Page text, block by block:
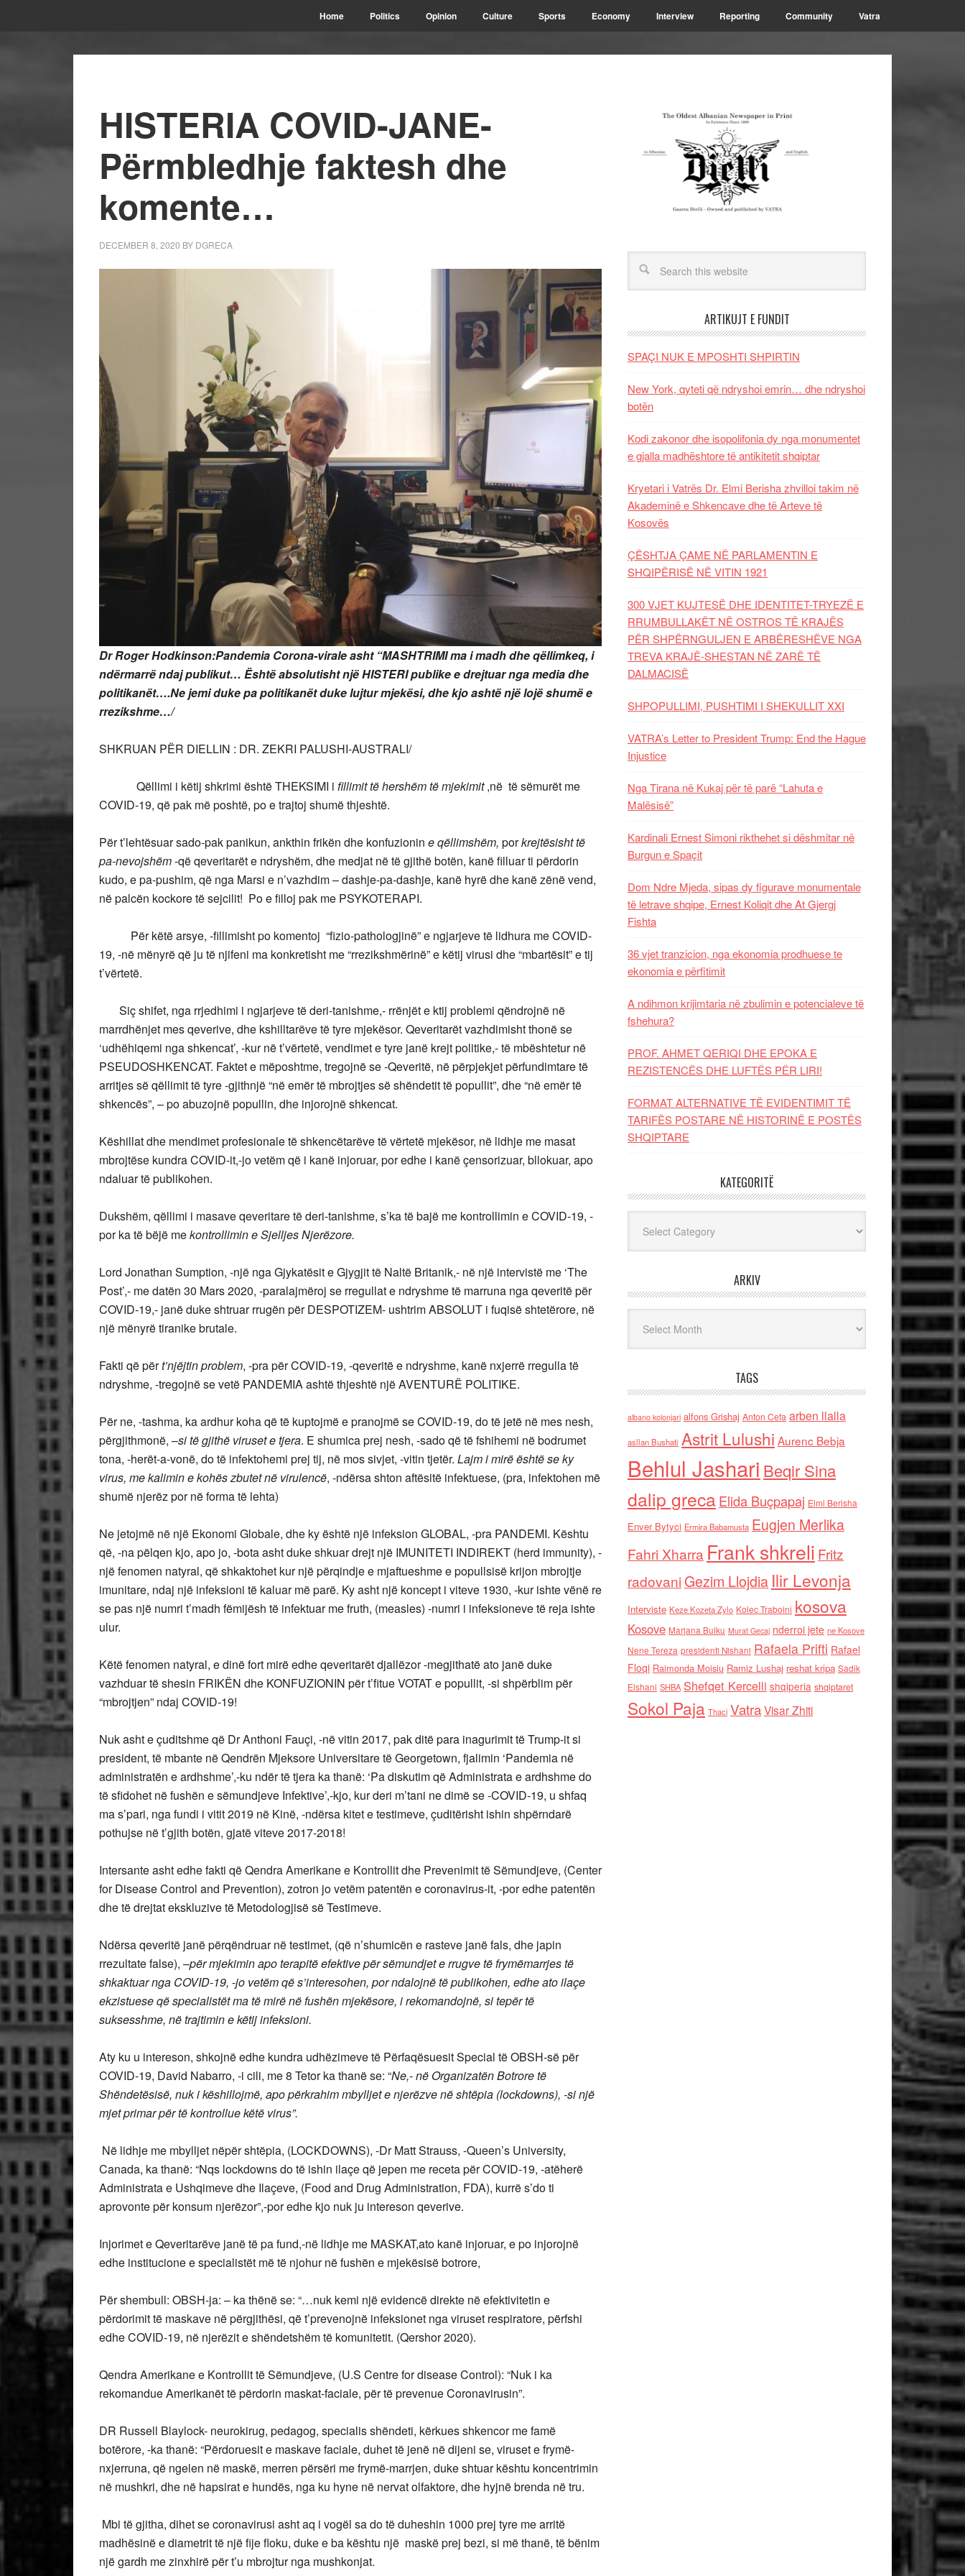
Home Politics Opinion Culture Sports Economy Interview Reporting Community Vatra
HISTERIA COVID-JANE-
Përmbledhje faktesh dhe
komente…
DECEMBER 8, 2020 BY DGRECA
Dr Roger Hodkinson:Pandemia Corona-virale asht “MASHTRIMI ma i madh dhe qëllimkeq, i
ndërmarrë ndaj publikut… Është absolutisht një HISTERI publike e drejtuar nga media dhe
politikanët….Ne jemi duke pa politikanët duke lujtur mjekësi, dhe kjo ashtë një lojë shumë e
rrezikshme…/
SHKRUAN PËR DIELLIN : DR. ZEKRI PALUSHI-AUSTRALI/
Qëllimi i këtij shkrimi është THEKSIMI i fillimit të hershëm të mjekimit,në të sëmurët me
COVID-19, që pak më poshtë, po e trajtoj shumë thjeshtë.
Për t’lehtësuar sado-pak panikun, ankthin frikën dhe konfuzionin e qëllimshëm, porkrejtësisht të
pa-nevojshëm-që qeveritarët e ndryshëm, dhe medjat në të gjithë botën, kanë filluar ti përdorin
kudo, e pa-pushim, që nga Marsi e n’vazhdim – dashje-pa-dashje, kanë hyrë dhe kanë zënë vend,
në palcën kockore të sejcilit! Po e filloj pak me PSYKOTERAPI.
Për këtë arsye, -fillimisht po komentoj “fizio-pathologjinë” e ngjarjeve të lidhura me COVID-
19, -në mënyrë që ju të njifeni ma konkretisht me “rrezikshmërinë” e këtij virusi dhe “mbartësit” e tij
t’vërtetë.
Siç shifet, nga rrjedhimi i ngjarjeve të deri-tanishme,- rrënjët e ktij problemi qëndrojnë në
marrdhënjet mes qeverive, dhe kshilltarëve të tyre mjekësor. Qeveritarët vazhdimisht thonë se
‘udhëhiqemi nga shkencat’, -kur në t’vërtetë, vendimet e tyre janë krejt politike,- të mbështetur në
PSEUDOSHKENCAT. Faktet e mëposhtme, tregojnë se -Qeveritë, në përpjekjet përfundimtare të
arritjes së qëllimit të tyre -gjithnjë “në emër të mbrojtjes së shëndetit të popullit”, dhe “në emër të
shkencës”, – po abuzojnë popullin, dhe injorojnë shkencat.
Këshillat dhe mendimet profesionale të shkencëtarëve të vërtetë mjekësor, në lidhje me masat
mbrojtëse kundra COVID-it,-jo vetëm që i kanë injoruar, por edhe i kanë çensorizuar, bllokuar, apo
ndaluar të publikohen.
Dukshëm, qëllimi i masave qeveritare të deri-tanishme, s’ka të bajë me kontrollimin e COVID-19, -
por ka të bëjë mekontrollimin e Sjelljes Njerëzore.
Lord Jonathan Sumption, -një nga Gjykatësit e Gjygjit të Naltë Britanik,- në një intervistë me ‘The
Post’,- me datën 30 Mars 2020, -paralajmëroj se rregullat e ndryshme të marruna nga qeveritë për
COVID-19,- janë duke shtruar rrugën për DESPOTIZEM- ushtrim ABSOLUT i fuqisë shtetërore, në
një mënyrë tiranike brutale.
Fakti që përt’njëjtin problem, -pra për COVID-19, -qeveritë e ndryshme, kanë nxjerrë rregulla të
ndryshme, -tregojnë se vetë PANDEMIA ashtë thjeshtë një AVENTURË POLITIKE.
Për ne, -tashma, ka ardhur koha që të kuptojmë e pranojmë se COVID-19, do të jetë në mes nesh,
përgjithmonë, –si të gjithë viruset e tjera. E shumica prej nesh, -sado që të fshihemi në bodrumet
tona, -herët-a-vonë, do të infektohemi prej tij, në mos sivjet, -vitin tjetër. Lajm i mirë është se ky
virus, me kalimin ekohës zbutet në virulencë, -ndërsa shton aftësitë infektuese, (pra, infektohen më
shumë njerëz por në forma të lehta)
Ne jetojmë në një Ekonomi Globale, dhe ky është një infeksion GLOBAL, -pra PANDEMI. Kështu
që, -na pëlqen kjo, apo jo, -bota asht duke shkuar drejt një IMUNITETI INDIREKT (herd immunity), -
një fenomen natyral, që shkaktohet kur një përqindje e mjaftueshme e popullsisë krijon mbrojtje
imunitare, ndaj një infeksioni të kaluar më parë. Ky asht një koncept i viteve 1930, -kur ishte vënë re
se pas një numri t’madh fëmijësh të infektuar me fruth, (measles) -numri i infeksioneve të reja ishte
ulur.
Këtë fenomen natyral, e dinë fort mirë edhe qeveritarët djallëzor -megjithatë ato janë duke
vazhduar të shesin FRIKËN dhe KONFUZIONIN për t’fitue VOTAT e popullit, -si shpërblim për
“mbrojtjen” ndaj COVID-19!
Nuk asht e çuditshme që Dr Anthoni Fauçi, -në vitin 2017, pak ditë para inagurimit të Trump-it si
president, të mbante në Qendrën Mjeksore Universitare të Georgetown, fjalimin ‘Pandemia në
administratën e ardhshme’,-ku ndër të tjera ka thanë: ‘Pa diskutim që Administrata e ardhshme do
të sfidohet në fushën e sëmundjeve Infektive’,-kjo, kur deri m’tani ne dimë se -COVID-19, u shfaq
ma s’pari, nga fundi i vitit 2019 në Kinë, -ndërsa kitet e testimeve, çuditërisht ishin shpërndarë
pothujse në t’gjith botën, gjatë viteve 2017-2018!
Intersante asht edhe fakti që Qendra Amerikane e Kontrollit dhe Prevenimit të Sëmundjeve, (Center
for Disease Control and Prevention), zotron jo vetëm patentën e coronavirus-it, -por edhe patentën
dhe të drejtat ekskluzive të Metodologjisë së Testimeve.
Ndërsa qeveritë janë përqëndruar në testimet, (që n’shumicën e rasteve janë fals, dhe japin
rrezultate false), –për mjekimin apo terapitë efektive për sëmundjet e rrugve të frymëmarrjes të
shkaktuar nga COVID-19, -jo vetëm që s’interesohen, por ndalojnë të publikohen, edhe ato ilaçe
ekzistuese që specialistët ma të mirë në fushën mjekësore, i rekomandojnë, si tepër të
suksesshme, në trajtimin e këtij infeksioni.
Aty ku u intereson, shkojnë edhe kundra udhëzimeve të Përfaqësuesit Special të OBSH-së për
COVID-19, David Nabarro, -i cili, me 8 Tetor ka thanë se: “Ne,- në Organizatën Botrore të
Shëndetësisë, nuk i këshillojmë, apo përkrahim mbylljet e njerëzve në shtëpia (lockdowns), -si një
mjet primar për të kontrollue këtë virus”.
Në lidhje me mbylljet nëpër shtëpia, (LOCKDOWNS), -Dr Matt Strauss, -Queen’s University,
Canada, ka thanë: “Nqs lockdowns do të ishin ilaçe që jepen me receta për COVID-19, -atëherë
Administrata e Ushqimeve dhe Ilaçeve, (Food and Drug Administration, FDA), kurrë s’do ti
aprovonte për konsum njerëzor”,-por edhe kjo nuk ju intereson qeverive.
Injorimet e Qeveritarëve janë të pa fund,-në lidhje me MASKAT,ato kanë injoruar, e po injorojnë
edhe institucione e specialistët më të njohur në fushën e mjekësisë botrore,
Për shembull: OBSH-ja: – ka thënë se: “…nuk kemi një evidencë direkte në efektivitetin e
përdorimit të maskave në përgjithësi, që t’prevenojnë infeksionet nga viruset respiratore, përfshi
edhe COVID-19, në njerëzit e shëndetshëm të komunitetit. (Qershor 2020).
Qendra Amerikane e Kontrollit të Sëmundjeve, (U.S Centre for disease Control): “Nuk i ka
rekomandue Amerikanët të përdorin maskat-faciale, për të prevenue Coronavirusin”.
DR Russell Blaylock- neurokirug, pedagog, specialis shëndeti, kërkues shkencor me famë
botërore, -ka thanë: “Përdoruesit e maskave faciale, duhet të jenë në dijeni se, viruset e frymë-
nxjerruna, që ngelen në maskë, merren përsëri me frymë-marrjen, duke shtuar kështu koncentrimin
në mushkri, dhe në hapsirat e hundës, nga ku hyne në nervat olfaktore, dhe hyjnë brenda në tru.
Mbi të gjitha, dihet se coronavirusi asht aq i vogël sa do të duheshin 1000 prej tyre me arritë
madhësinë e diametrit të një fije floku, duke e ba kështu një maskë prej bezi, si më thanë, të bënim
një gardh me zinxhirë për t’u mbrojtur nga mushkonjat.
ARTIKUJT E FUNDIT
SPAÇI NUK E MPOSHTI SHPIRTIN
New York, qyteti që ndryshoi emrin… dhe ndryshoi
botën
Kodi zakonor dhe isopolifonia dy nga monumentet
e gjalla madhështore të antikitetit shqiptar
Kryetari i Vatrës Dr. Elmi Berisha zhvilloi takim në
Akademinë e Shkencave dhe të Arteve të
Kosovës
ÇËSHTJA ÇAME NË PARLAMENTIN E
SHQIPËRISË NË VITIN 1921
300 VJET KUJTESË DHE IDENTITET-TRYEZË E
RRUMBULLAKËT NË OSTROS TË KRAJËS
PËR SHPËRNGULJEN E ARBËRESHËVE NGA
TREVA KRAJË-SHESTAN NË ZARË TË
DALMACISË
SHPOPULLIMI, PUSHTIMI I SHEKULLIT XXI
VATRA’s Letter to President Trump: End the Hague
Injustice
Nga Tirana në Kukaj për të parë “Lahuta e
Malësisë”
Kardinali Ernest Simoni rikthehet si dëshmitar në
Burgun e Spaçit
Dom Ndre Mjeda, sipas dy figurave monumentale
të letrave shqipe, Ernest Koliqit dhe At Gjergj
Fishta
36 vjet tranzicion, nga ekonomia prodhuese te
ekonomia e përfitimit
A ndihmon krijimtaria në zbulimin e potencialeve të
fshehura?
PROF. AHMET QERIQI DHE EPOKA E
REZISTENCЁS DHE LUFTЁS PЁR LIRI!
FORMAT ALTERNATIVE TË EVIDENTIMIT TË
TARIFËS POSTARE NË HISTORINË E POSTËS
SHQIPTARE
KATEGORITË
ARKIV
TAGS
albano kolonjari alfons Grishaj Anton Cefa arben llalla
asllan Bushati Astrit Lulushi Aurenc Bebja
Behlul Jashari Beqir Sina
dalip grecaElida Buçpapaj Elmi Berisha
Enver Bytyci Ermira Babamusta Eugjen Merlika
Fahri Xharra Frank shkreli Fritz
radovaniGezim Llojdia Ilir Levonja
Interviste Keze Kozeta Zylo Kolec Traboini kosova
Kosove Marjana Bulku Murat Gecaj nderroi jete ne Kosove
Nene Tereza presidenti Nishani Rafaela Prifti Rafael
Floqi Raimonda Moisiu Ramiz Lushaj reshat kripa Sadik
Elshani SHBA Shefqet Kercelli shqiperia shqiptaret
Sokol Paja Thaci VatraVisar Zhiti